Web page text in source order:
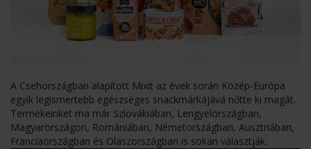
A Csehországban alapított Mixit az évek során Közép-Európa
egyik legismertebb egészséges snackmárkájává nőtte ki magát.
Termékeinket ma már Szlovákiában, Lengyelországban,
Magyarországon, Romániában, Németországban, Ausztriában,
Franciaországban és Olaszországban is sokan választják.